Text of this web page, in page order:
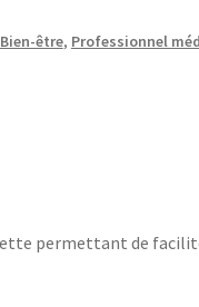
être, Professionnel
permettant de